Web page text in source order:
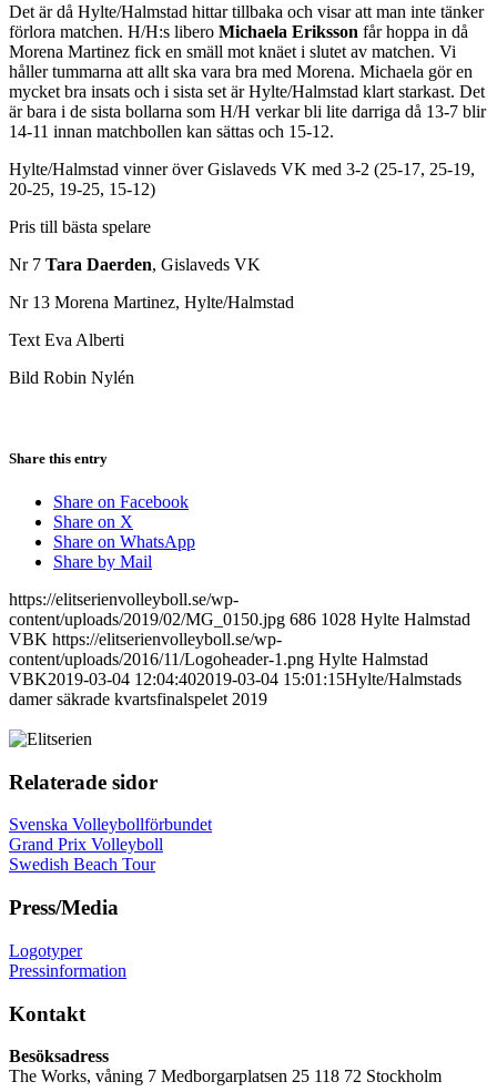
Det är då Hylte/Halmstad hittar tillbaka och visar att man inte tänker
förlora matchen. H/H:s libero Michaela Eriksson får hoppa in då
Morena Martinez fick en smäll mot knäet i slutet av matchen. Vi
håller tummarna att allt ska vara bra med Morena. Michaela gör en
mycket bra insats och i sista set är Hylte/Halmstad klart starkast. Det
är bara i de sista bollarna som H/H verkar bli lite darriga då 13-7 blir
14-11 innan matchbollen kan sättas och 15-12.
Hylte/Halmstad vinner över Gislaveds VK med 3-2 (25-17, 25-19,
20-25, 19-25, 15-12)
Pris till bästa spelare
Nr 7 Tara Daerden, Gislaveds VK
Nr 13 Morena Martinez, Hylte/Halmstad
Text Eva Alberti
Bild Robin Nylén
Share this entry
Share on Facebook
Share on X
Share on WhatsApp
Share by Mail
https://elitserienvolleyboll.se/wp-
content/uploads/2019/02/MG_0150.jpg 686 1028 Hylte Halmstad
VBK https://elitserienvolleyboll.se/wp-
content/uploads/2016/11/Logoheader-1.png Hylte Halmstad
VBK2019-03-04 12:04:402019-03-04 15:01:15Hylte/Halmstads
damer säkrade kvartsfinalspelet 2019
Relaterade sidor
Svenska Volleybollförbundet
Grand Prix Volleyboll
Swedish Beach Tour
Press/Media
Logotyper
Pressinformation
Kontakt
Besöksadress
The Works, våning 7 Medborgarplatsen 25 118 72 Stockholm